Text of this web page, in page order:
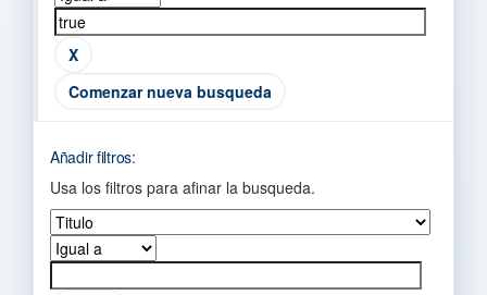
Comenzar nueva busqueda
Añadir filtros:
Usa los filtros para afinar la busqueda.